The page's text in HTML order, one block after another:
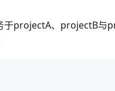
于projectA、projectB与